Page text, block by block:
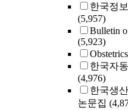
한국정
(5,957)
Bulletin
(5,923)
한국자
(4,976)
한국생
논문집